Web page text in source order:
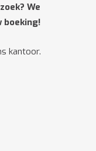
We
boeking!
kantoor.